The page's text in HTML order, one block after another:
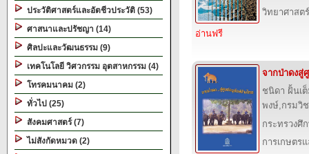
ประวัติศาสตร์และอัตชีวประวัติ (53)
ศาสนาและปรัชญา (14)
ศิลปะและวัฒนธรรม (9)
เทคโนโลยี วิศวกรรม อุตสาหกรรม (4)
โทรคมนาคม (2)
ทั่วไป (25)
สังคมศาสตร์ (7)
ไม่สังกัดหมวด (2)
วิทยาศาสตร์
อ่านฟรี
จากป่าดงสู่
ชนิดา ฝั้นเ
พงษ์,กรมวิ
กระทรวงศึ
การเกษตร